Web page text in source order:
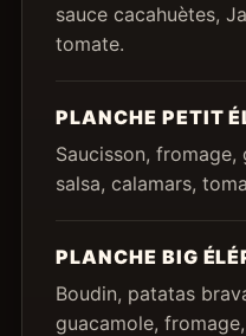
sauce cacahuètes,
tomate.
PLANCHE PETIT
Saucisson,
salsa, calamars,
PLANCHE BIG
Boudin, patatas
guacamole,